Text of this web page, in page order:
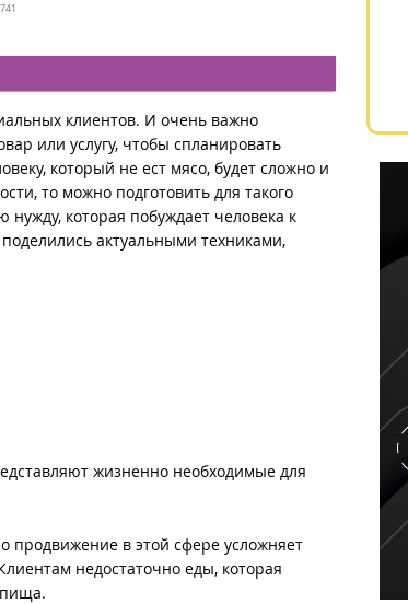
клиентов. И очень важно
или услугу, чтобы спланировать
который не ест мясо, будет сложно и
то можно подготовить для такого
которая побуждает человека к
актуальными техниками,
жизненно необходимые для
продвижение в этой сфере усложняет
недостаточно еды, которая